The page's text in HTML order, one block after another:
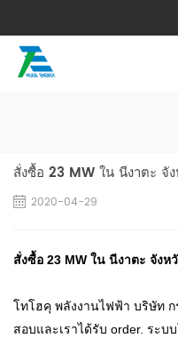
สั่งซื้อ 23 MW ใน นีงาตะ จั
2020-04-29
สั่งซื้อ 23 MW ใน นีงาตะ จัง
โทโฮคุ พลังงานไฟฟ้า บริษัท
สอบและเราได้รับ order. ระบ